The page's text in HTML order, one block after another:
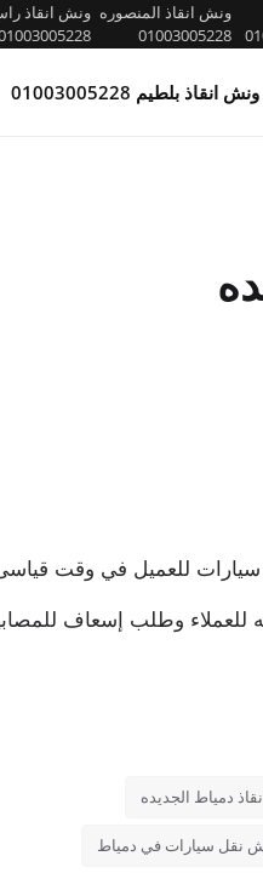
ونش انقاذ المنصوره
01003005228
ونش انقاذ
ونش انقاذ بلطيم 01003005228
سيارات للعميل في وقت
وطلب إسعاف
دمياط الجديده
نقل سيارات في دمياط